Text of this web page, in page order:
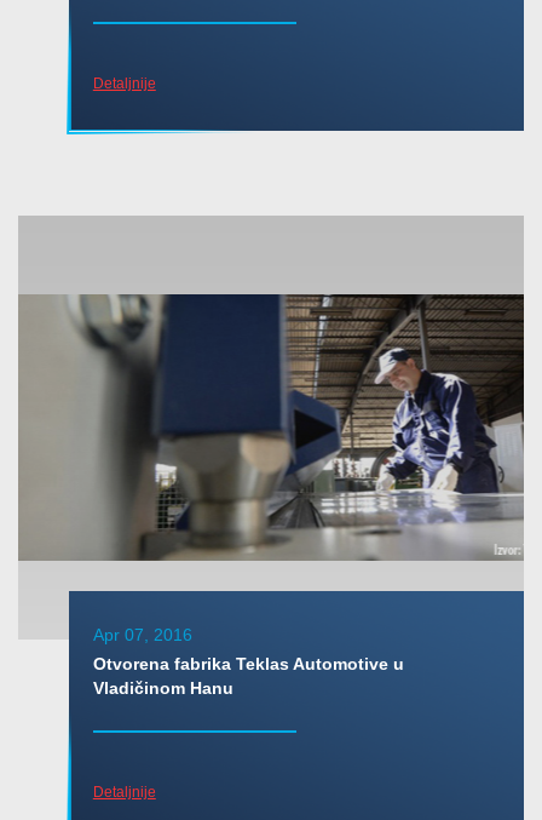
Detaljnije
Apr 07, 2016
Otvorena fabrika Teklas Automotive u
Vladičinom Hanu
Detaljnije